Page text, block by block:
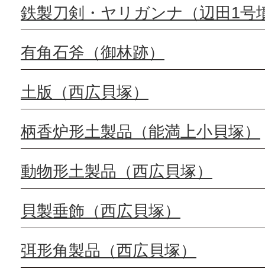
鉄製刀剣・ヤリガンナ（辺田1号
有角石斧（御林跡）
土版（西広貝塚）
柄香炉形土製品（能満上小貝塚）
動物形土製品（西広貝塚）
貝製垂飾（西広貝塚）
弭形角製品（西広貝塚）